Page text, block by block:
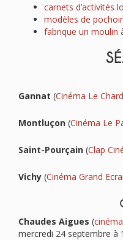
carnets d’activités
modèles de
fabrique un moulin
Gannat (Cinéma Le
Montluçon (Cinéma Le
Saint-Pourçain (Clap
Vichy (Cinéma Grand
Chaudes Aigues (
mercredi 24 septembre à